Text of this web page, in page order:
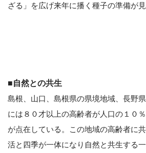
ざる」を広げ来年に播く種子の準備が見
■自然との共生
島根、山口、島根県の県境地域、長野
には８０才以上の高齢者が人口の１０
が点在している。この地域の高齢者に
活と四季が一体になり自然と共生する